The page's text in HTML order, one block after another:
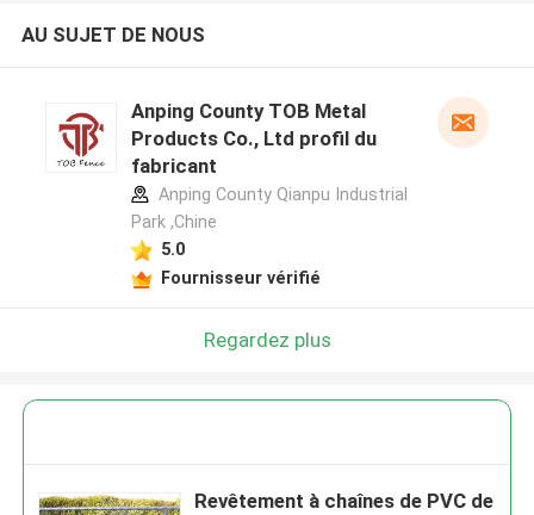
AU SUJET DE NOUS
Anping County TOB Metal
Products Co., Ltd profil du
fabricant
Anping County Qianpu Industrial
Park ,Chine
5.0
Fournisseur vérifié
Regardez plus
Revêtement à chaînes de PVC de